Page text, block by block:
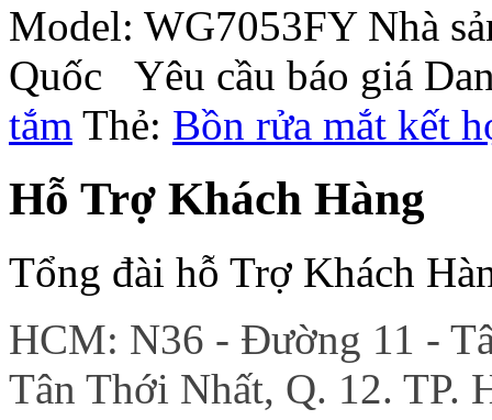
Model: WG7053FY Nhà
Quốc
Yêu cầu báo giá
tắm Thẻ: Bồn rửa mắt kết
Hỗ Trợ Khách Hàng
Tổng đài hỗ Trợ Khách
HCM: N36 - Đường 11 -
Tân Thới Nhất, Q. 12. TP.